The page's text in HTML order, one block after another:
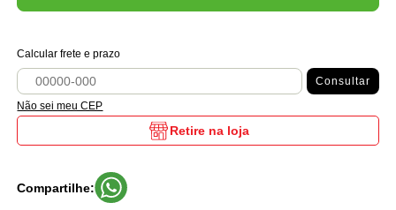
Calcular frete e prazo
Consultar
Não sei meu CEP
Retire na loja
Compartilhe: